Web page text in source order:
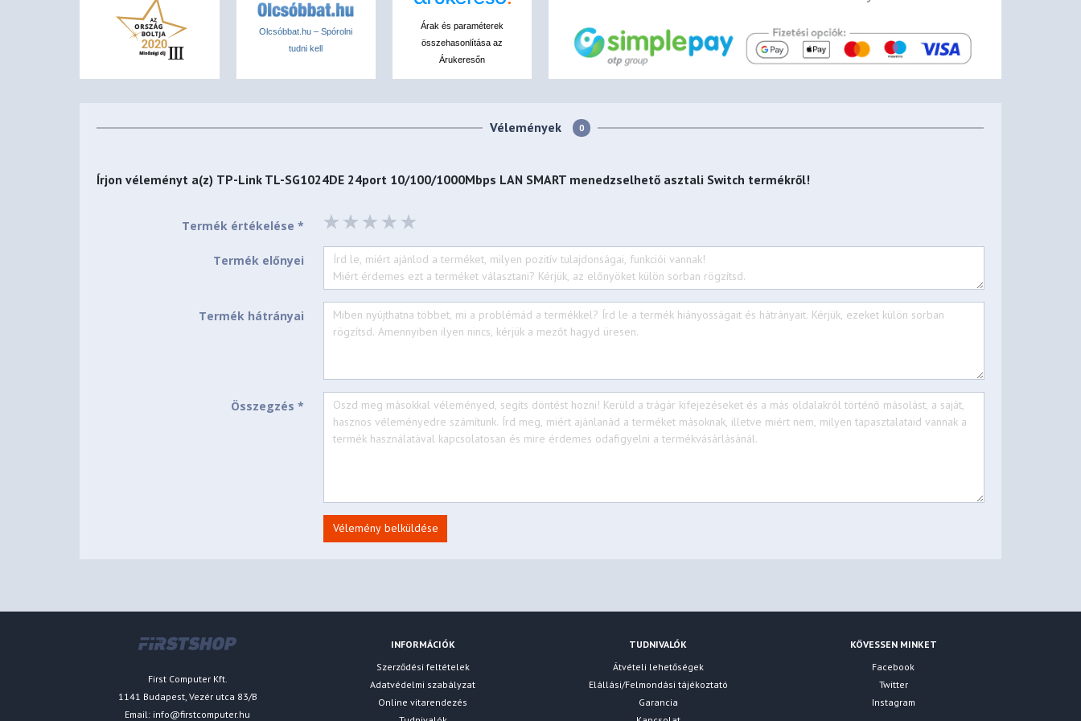
Olcsóbbat.hu – Spórolni
tudni kell
Árak és paraméterek
összehasonlítása az
Árukeresőn
Vélemények 0
Írjon véleményt a(z) TP-Link TL-SG1024DE 24port 10/100/1000Mbps LAN SMART menedzselhető asztali Switch termékről!
Termék értékelése *
Termék előnyei
Termék hátrányai
Összegzés *
Vélemény belküldése
First Computer Kft.
1141 Budapest, Vezér utca 83/B
Email: info@firstcomputer.hu
INFORMÁCIÓK
Szerződési feltételek
Adatvédelmi szabályzat
Online vitarendezés
TUDNIVALÓK
Átvételi lehetőségek
Elállási/Felmondási tájékoztató
Garancia
KÖVESSEN MINKET
Facebook
Twitter
Instagram